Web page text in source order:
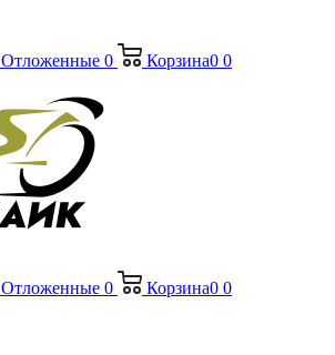
Отложенные 0 Корзина0 0
Отложенные 0 Корзина0 0